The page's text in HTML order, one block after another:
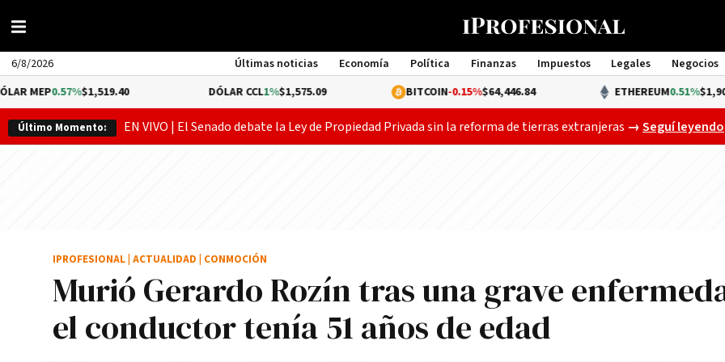
6/8/2026 Últimas noticias Economía Política Finanzas Impuestos Legales Negocios
Management
$1,519.40 1%$1,575.09 -0.15%$64,446.84 ETHEREUM0.51%$1,907.20
Último Momento: EN VIVO | El Senado debate la Ley de Propiedad Privada sin la reforma de tierras extranjeras El Senado ya
→Seguí leyendo
Murió Gerardo Rozín tras una grave
el conductor tenía 51 años de edad
IPROFESIONAL ACTUALIDAD CONMOCIÓN